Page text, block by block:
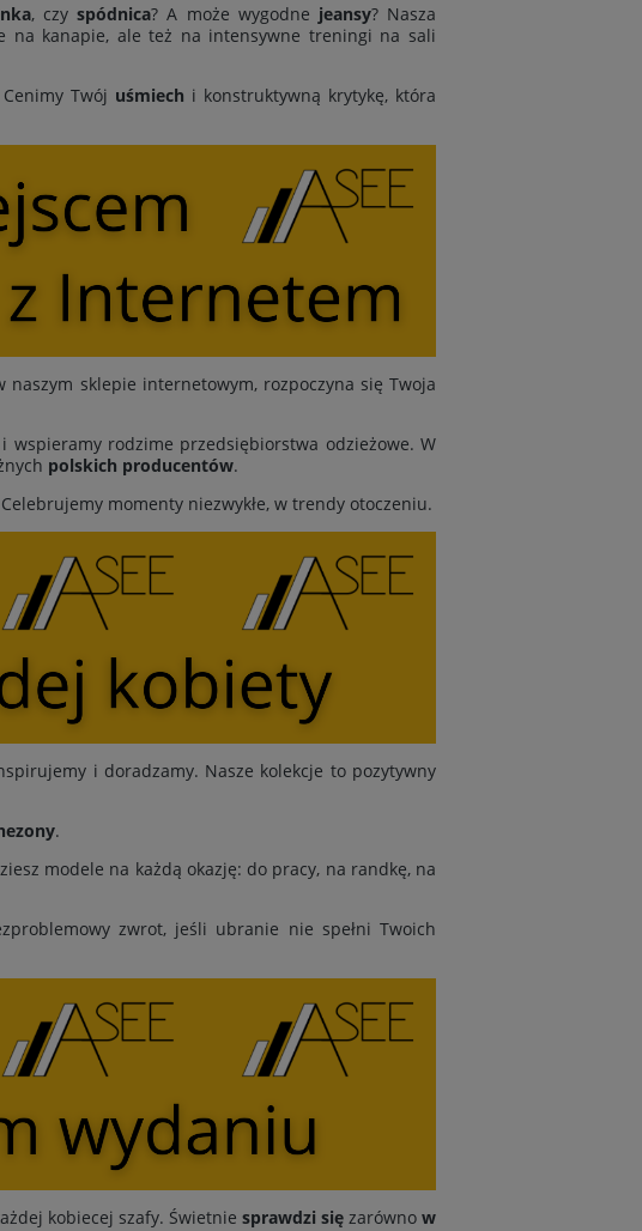
, czyspódnica? A może wygodne jeansy? Nasza
na kanapie, ale też na intensywne treningi na sali
Twój uśmiech i konstruktywną krytykę, która
naszym sklepie internetowym, rozpoczyna się Twoja
wspieramy rodzime przedsiębiorstwa odzieżowe. W
polskich producentów.
momenty niezwykłe, w trendy otoczeniu.
i doradzamy. Nasze kolekcje to pozytywny
.
modele na każdą okazję: do pracy, na randkę, na
zwrot, jeśli ubranie nie spełni Twoich
kobiecej szafy. Świetnie sprawdzi sięzarównow